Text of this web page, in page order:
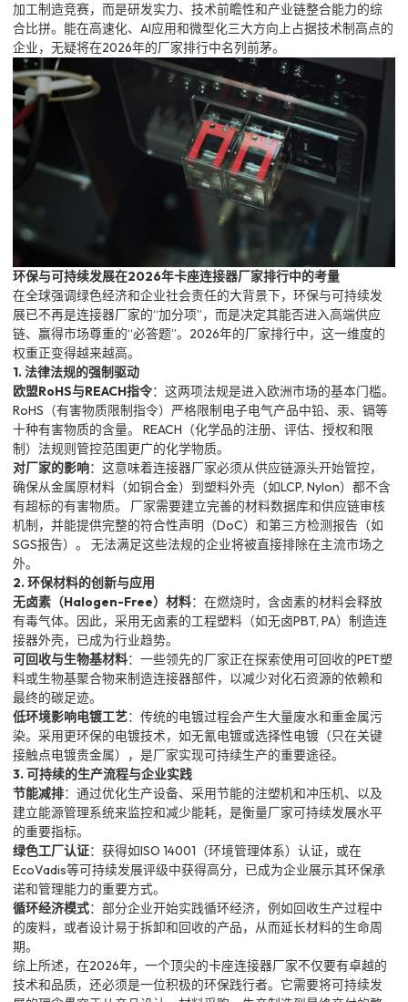
加工制造竞赛，而是研发实力、技术前瞻性和产业链整合能力的综
合比拼。能在高速化、AI应用和微型化三大方向上占据技术制高点的
企业，无疑将在2026年的厂家排行中名列前茅。
环保与可持续发展在2026年卡座连接器厂家排行中的考量
在全球强调绿色经济和企业社会责任的大背景下，环保与可持续发
展已不再是连接器厂家的“加分项”，而是决定其能否进入高端供应
链、赢得市场尊重的“必答题”。2026年的厂家排行中，这一维度的
权重正变得越来越高。
1. 法律法规的强制驱动
欧盟RoHS与REACH指令：这两项法规是进入欧洲市场的基本门槛。
RoHS（有害物质限制指令）严格限制电子电气产品中铅、汞、镉等
十种有害物质的含量。 REACH（化学品的注册、评估、授权和限
制）法规则管控范围更广的化学物质。
对厂家的影响：这意味着连接器厂家必须从供应链源头开始管控，
确保从金属原材料（如铜合金）到塑料外壳（如LCP, Nylon）都不含
有超标的有害物质。 厂家需要建立完善的材料数据库和供应链审核
机制，并能提供完整的符合性声明（DoC）和第三方检测报告（如
SGS报告）。 无法满足这些法规的企业将被直接排除在主流市场之
外。
2. 环保材料的创新与应用
无卤素（Halogen-Free）材料：在燃烧时，含卤素的材料会释放
有毒气体。因此，采用无卤素的工程塑料（如无卤PBT, PA）制造连
接器外壳，已成为行业趋势。
可回收与生物基材料：一些领先的厂家正在探索使用可回收的PET塑
料或生物基聚合物来制造连接器部件，以减少对化石资源的依赖和
最终的碳足迹。
低环境影响电镀工艺：传统的电镀过程会产生大量废水和重金属污
染。采用更环保的电镀技术，如无氰电镀或选择性电镀（只在关键
接触点电镀贵金属），是厂家实现可持续生产的重要途径。
3. 可持续的生产流程与企业实践
节能减排：通过优化生产设备、采用节能的注塑机和冲压机、以及
建立能源管理系统来监控和减少能耗，是衡量厂家可持续发展水平
的重要指标。
绿色工厂认证：获得如ISO 14001（环境管理体系）认证，或在
EcoVadis等可持续发展评级中获得高分，已成为企业展示其环保承
诺和管理能力的重要方式。
循环经济模式：部分企业开始实践循环经济，例如回收生产过程中
的废料，或者设计易于拆卸和回收的产品，从而延长材料的生命周
期。
综上所述，在2026年，一个顶尖的卡座连接器厂家不仅要有卓越的
技术和品质，还必须是一位积极的环保践行者。它需要将可持续发